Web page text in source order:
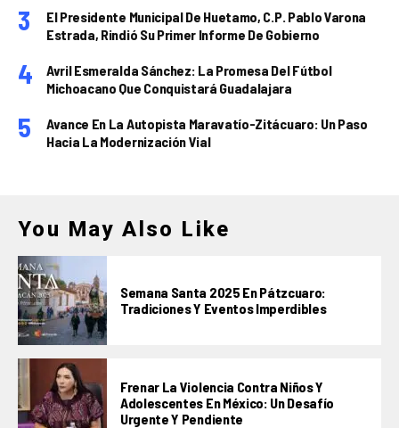
El Presidente Municipal De Huetamo, C.P. Pablo Varona
Estrada, Rindió Su Primer Informe De Gobierno
Avril Esmeralda Sánchez: La Promesa Del Fútbol
Michoacano Que Conquistará Guadalajara
Avance En La Autopista Maravatío-Zitácuaro: Un Paso
Hacia La Modernización Vial
You May Also Like
Semana Santa 2025 En Pátzcuaro:
Tradiciones Y Eventos Imperdibles
Frenar La Violencia Contra Niños Y
Adolescentes En México: Un Desafío
Urgente Y Pendiente